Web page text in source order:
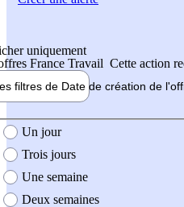
uniquement
France Travail Cette action
filtres de Date de création de
création de l'offre
Un jour
Trois jours
Une semaine
Deux semaines